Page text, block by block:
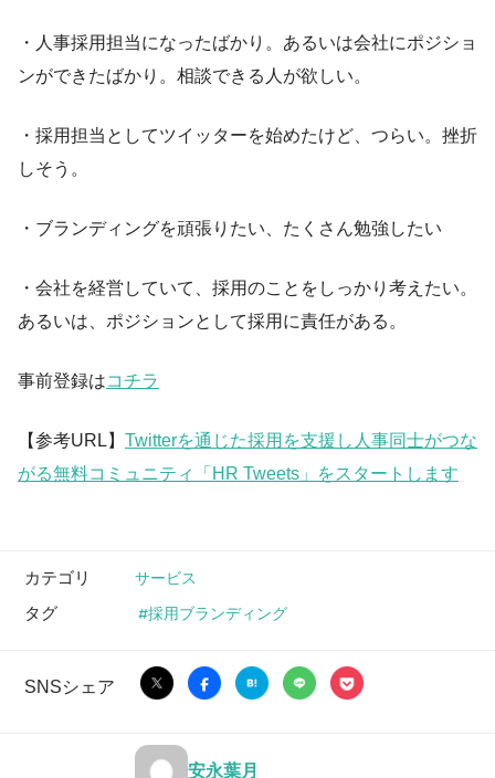
・人事採用担当になったばかり。あるいは会社にポジショ
ンができたばかり。相談できる人が欲しい。
・採用担当としてツイッターを始めたけど、つらい。挫折
しそう。
・ブランディングを頑張りたい、たくさん勉強したい
・会社を経営していて、採用のことをしっかり考えたい。
あるいは、ポジションとして採用に責任がある。
事前登録はコチラ
【参考URL】 Twitterを通じた採用を支援し人事同士がつな
がる無料コミュニティ「HR Tweets」をスタートします
カテゴリ サービス
タグ 採用ブランディング
SNSシェア
安永葉月